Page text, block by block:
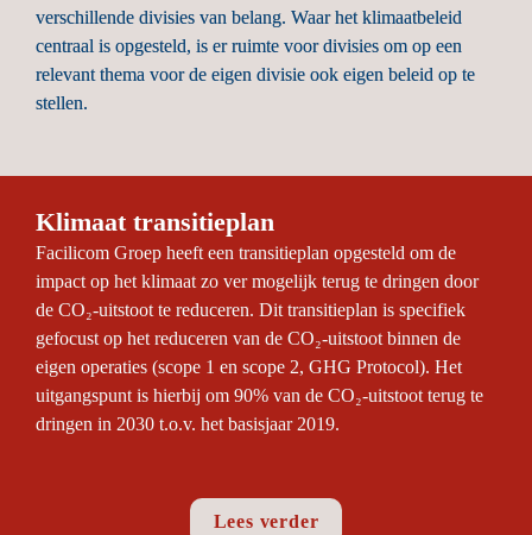
verschillende divisies van belang. Waar het klimaatbeleid
centraal is opgesteld, is er ruimte voor divisies om op een
relevant thema voor de eigen divisie ook eigen beleid op te
stellen.
Klimaat transitieplan
Facilicom Groep heeft een transitieplan opgesteld om de
impact op het klimaat zo ver mogelijk terug te dringen door
de CO₂-uitstoot te reduceren. Dit transitieplan is specifiek
gefocust op het reduceren van de CO₂-uitstoot binnen de
eigen operaties (scope 1 en scope 2, GHG Protocol). Het
uitgangspunt is hierbij om 90% van de CO₂-uitstoot terug te
dringen in 2030 t.o.v. het basisjaar 2019.
Lees verder